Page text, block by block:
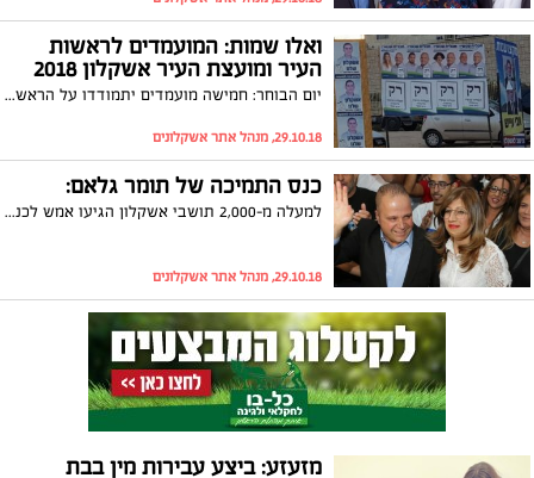
ואלו שמות: המועמדים לראשות
העיר ומועצת העיר אשקלון 2018
יום הבוחר: חמישה מועמדים יתמודדו על הראשות בעוד ש-23 רשימות הגישו את התמודדותן למועצת העיר. להלן שמות המועמדים, החמישיות הפותחות בכל רשימה ותקציר על כל רשימה
29.10.18, מנהל אתר אשקלונים
כנס התמיכה של תומר גלאם:
למעלה מ-2,000 תושבי אשקלון הגיעו אמש לכנס התמיכה הגדול של ראש העיר בפועל, תומר גלאם, שהתקיים במעמד שר האוצר, משה כחלון ושר הכלכלה והתעשייה, אלי כהן. גלאם: "אני רואה בעיניים שלכם את האמונה שאפשר וצריך אחרת וזה מה שדוחף אותי קדימה"
29.10.18, מנהל אתר אשקלונים
מזעזע: ביצע עבירות מין בבת